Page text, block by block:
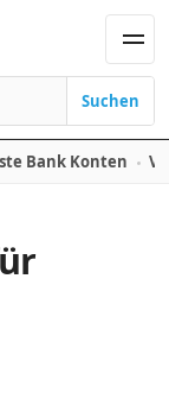
Suchen
Bank Konten